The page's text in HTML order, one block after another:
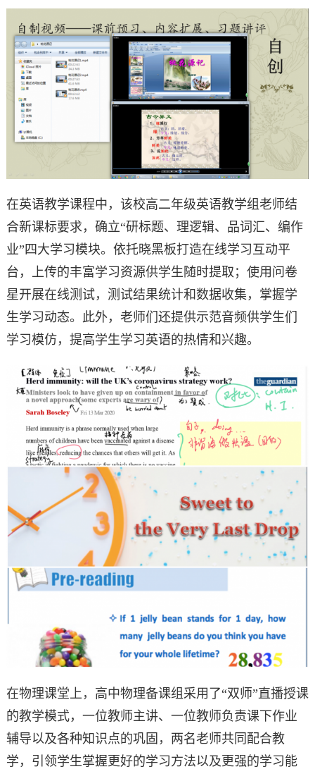
在英语教学课程中，该校高二年级英语教学组老师结
合新课标要求，确立“研标题、理逻辑、品词汇、编作
业”四大学习模块。依托晓黑板打造在线学习互动平
台，上传的丰富学习资源供学生随时提取；使用问卷
星开展在线测试，测试结果统计和数据收集，掌握学
生学习动态。此外，老师们还提供示范音频供学生们
学习模仿，提高学生学习英语的热情和兴趣。
在物理课堂上，高中物理备课组采用了“双师”直播授课
的教学模式，一位教师主讲、一位教师负责课下作业
辅导以及各种知识点的巩固，两名老师共同配合教
学，引领学生掌握更好的学习方法以及更强的学习能